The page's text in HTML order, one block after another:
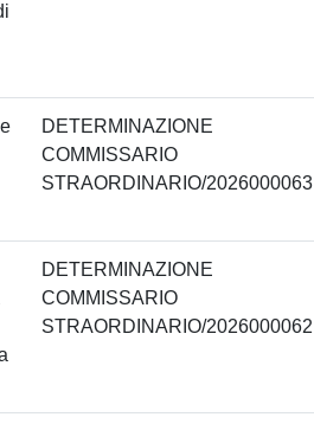
DETERMINAZIONE
COMMISSARIO
STRAORDINARIO/2026000063
DETERMINAZIONE
COMMISSARIO
STRAORDINARIO/2026000062